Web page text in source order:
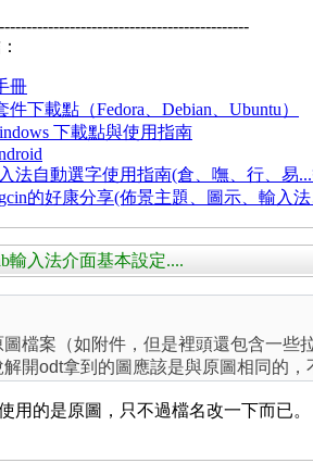
冊
件下載點（Fedora、Debian、Ubuntu）
下載點與使用指南
法自動選字使用指南(倉、嘸、行、易
的好康分享(佈景主題、圖示、輸入
輸入法介面基本設定....
圖檔案（如附件，但是裡頭還包含一些
解開odt拿到的圖應該是與原圖相同的，
用的是原圖，只不過檔名改一下而已。